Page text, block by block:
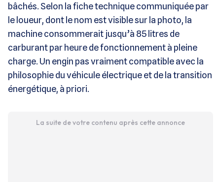
bâchés. Selon la fiche technique communiquée par
le loueur, dont le nom est visible sur la photo, la
machine consommerait jusqu’à 85 litres de
carburant par heure de fonctionnement à pleine
charge. Un engin pas vraiment compatible avec la
philosophie du véhicule électrique et de la transition
énergétique, à priori.
La suite de votre contenu après cette annonce